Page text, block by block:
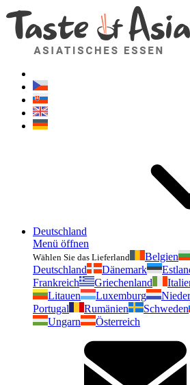
Deutschland
Menü öffnen
Wählen Sie das Lieferland Belgien
Deutschland
Dänemark
Frankreich
Griechenland
Litauen
Luxemburg
Portugal
Rumänien Schweden
Ungarn
Österreich
Zögern Sie nicht zu fragen. Ich bin